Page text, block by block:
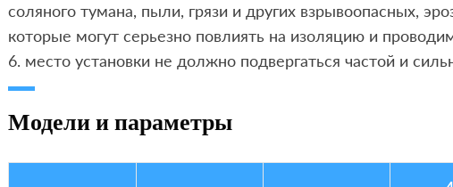
соляного тумана, пыли, грязи и других взрывоопасных,
которые могут серьезно повлиять на изоляцию и
6. место установки не должно подвергаться частой и
Модели и параметры